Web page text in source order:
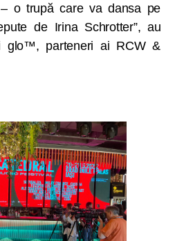
o trupă care va dansa pe
de Irina Schrotter”, au
glo™, parteneri ai RCW &